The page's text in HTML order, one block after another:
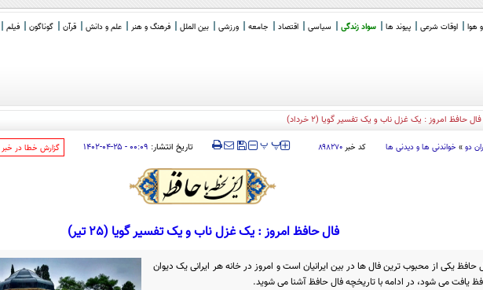
هوا اوقات شرعی پیوند ها سواد زندگی سیاسی اقتصاد جامعه ورزشی بین الملل فرهنگ و هنر علم و دانش قرآن گوناگون فیلم
فال حافظ امروز : یک غزل ناب و یک تفسیر گویا (2 خرداد)
دو » خواندنی ها و دیدنی ها کد خبر ۸۹۸۲۷۰ ‍‍‍ پ پ تاریخ انتشار: ۰۰:۰۹ - ۲۵-۰۴-۱۴۰۲ ‌گزارش خطا در خبر
فال حافظ امروز : یک غزل ناب و یک تفسیر گویا (25 تیر)
حافظ یکی از محبوب ترین فال ها در بین ایرانیان است و امروز در خانه هر ایرانی یک دیوان
یافت می شود، در ادامه با تاریخچه فال حافظ آشنا می شوید.